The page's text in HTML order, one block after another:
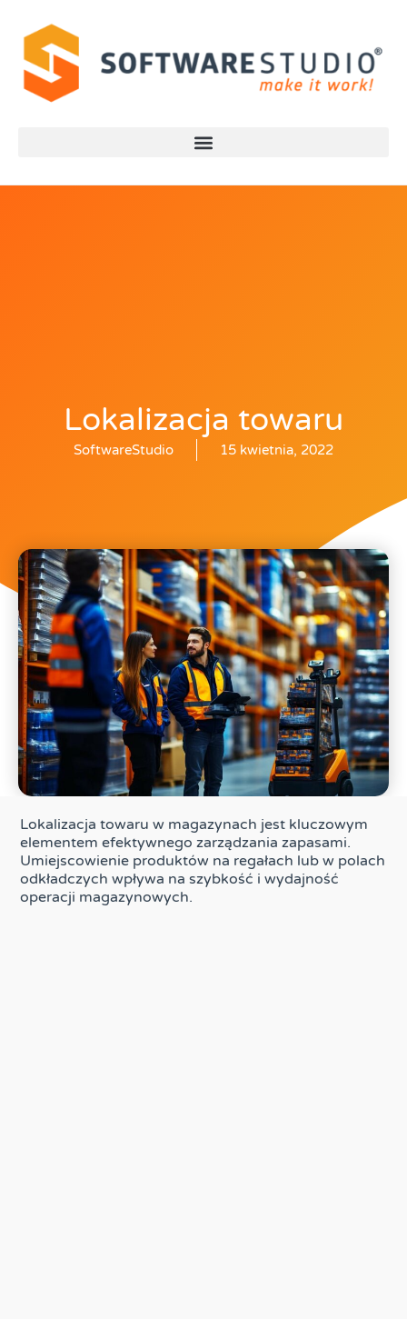
Lokalizacja towaru
SoftwareStudio 15 kwietnia, 2022
Lokalizacja towaru w magazynach jest kluczowym
elementem efektywnego zarządzania zapasami.
Umiejscowienie produktów na regałach lub w polach
odkładczych wpływa na szybkość i wydajność
operacji magazynowych.